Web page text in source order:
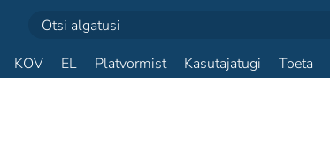
KOV EL Platvormist Kasutajatugi Toeta